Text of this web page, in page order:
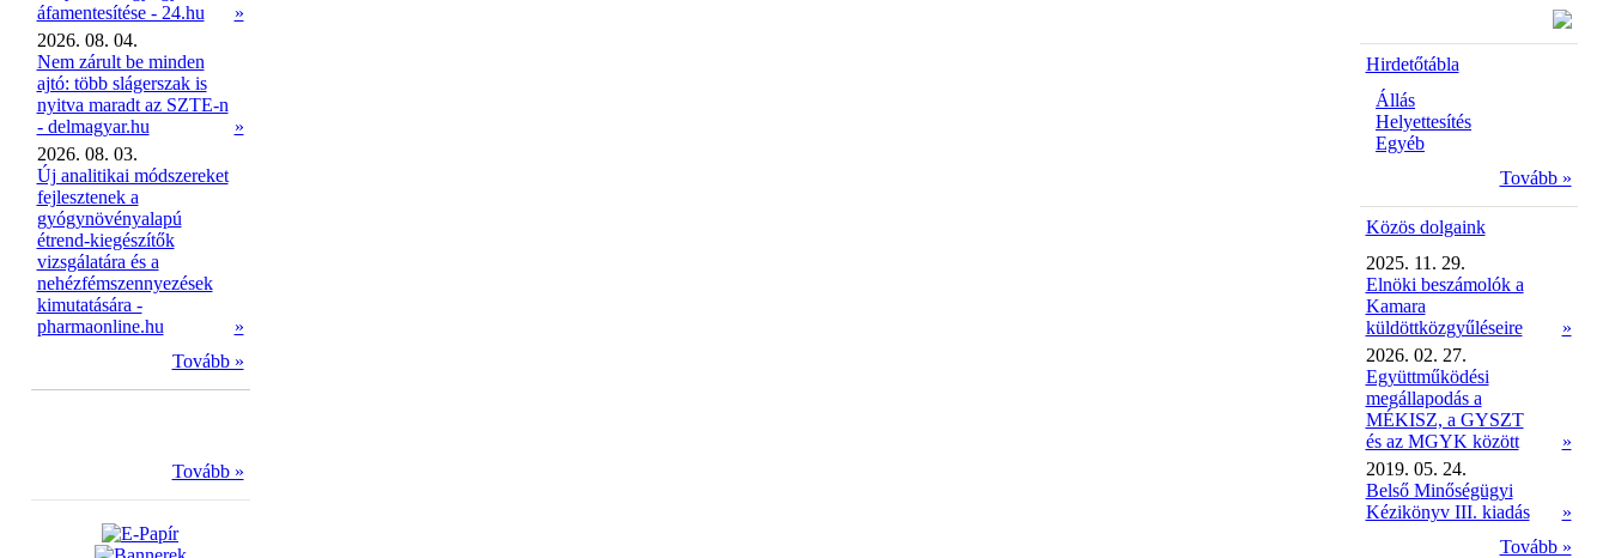
áfamentesítése - 24.hu
»
2026. 08. 04.
Nem zárult be minden
ajtó: több slágerszak is
nyitva maradt az SZTE-n
- delmagyar.hu
»
2026. 08. 03.
Új analitikai módszereket
fejlesztenek a
gyógynövényalapú
étrend-kiegészítők
vizsgálatára és a
nehézfémszennyezések
kimutatására -
pharmaonline.hu
»
Tovább »
Tovább »
Hirdetőtábla
Állás
Helyettesítés
Egyéb
Tovább »
Közös dolgaink
2025. 11. 29.
Elnöki beszámolók a
Kamara
küldöttközgyűléseire
»
2026. 02. 27.
Együttműködési
megállapodás a
MÉKISZ, a GYSZT
és az MGYK között
»
2019. 05. 24.
Belső Minőségügyi
Kézikönyv III. kiadás
»
Tovább »